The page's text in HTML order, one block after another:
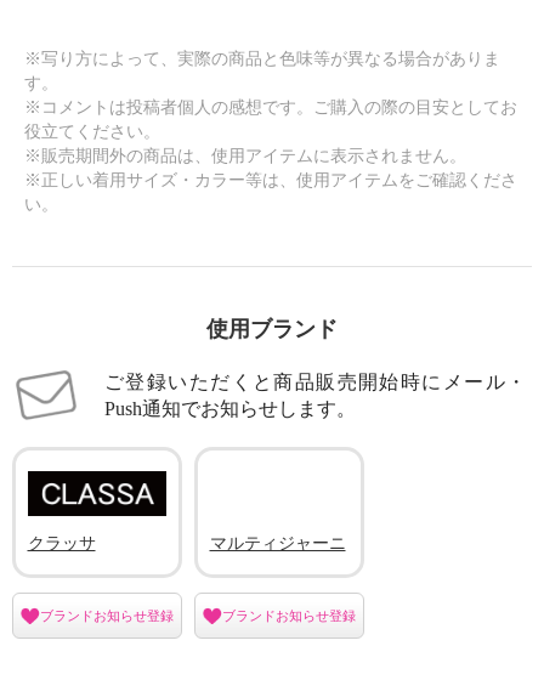
※写り方によって、実際の商品と色味等が異なる場合がありま
す。
※コメントは投稿者個人の感想です。ご購入の際の目安としてお
役立てください。
※販売期間外の商品は、使用アイテムに表示されません。
※正しい着用サイズ・カラー等は、使用アイテムをご確認くださ
い。
使用ブランド
ご登録いただくと商品販売開始時にメール・
Push通知でお知らせします。
クラッサ
ブランドお知らせ登録
マルティジャーニ
ブランドお知らせ登録